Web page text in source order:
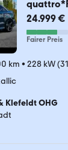
DC*
24.999 €
Fairer Preis
km • 228 kW
Klefeldt OHG